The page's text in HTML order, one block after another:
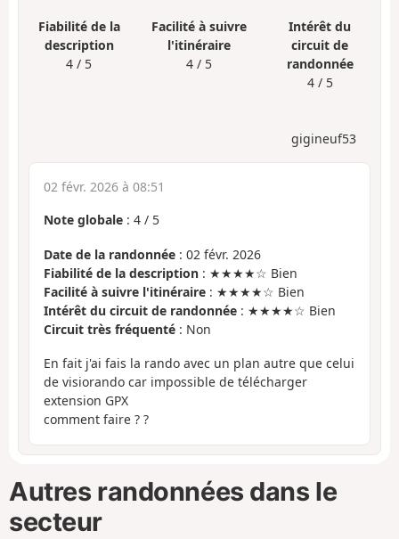
Fiabilité de la
description
4 / 5
Facilité à suivre
l'itinéraire
4 / 5
Intérêt du
circuit de
randonnée
4 / 5
gigineuf53
02 févr. 2026 à 08:51
Note globale : 4 / 5
Date de la randonnée : 02 févr. 2026
Fiabilité de la description : ★★★★☆ Bien
Facilité à suivre l'itinéraire : ★★★★☆ Bien
Intérêt du circuit de randonnée : ★★★★☆ Bien
Circuit très fréquenté : Non
En fait j'ai fais la rando avec un plan autre que celui
de visiorando car impossible de télécharger
extension GPX
comment faire ? ?
Autres randonnées dans le
secteur